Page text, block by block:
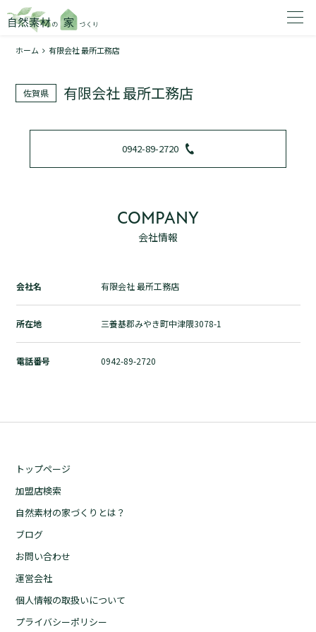
1
トップページ
加盟店検索
自然素材の家づくりとは？
ホーム 有限会社 最所工務店
佐賀県 有限会社 最所工務店
0942-89-2720
COMPANY
会社情報
会社名 有限会社 最所工務店
所在地 三養基郡みやき町中津隈3078-1
電話番号 0942-89-2720
トップページ
加盟店検索
自然素材の家づくりとは？
ブログ
お問い合わせ
運営会社
個人情報の取扱いについて
プライバシーポリシー